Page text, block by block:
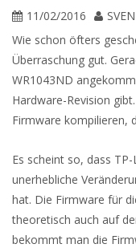
11/02/2016
Wie schon öfters
Überraschung gut.
WR1043ND
Hardware-Revision
Firmware kompilieren,
Es scheint so, dass
unerhebliche
hat. Die Firmware für
theoretisch auch auf
bekommt man die